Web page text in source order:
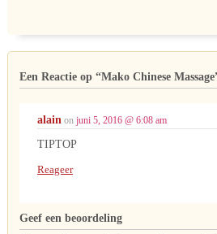
Een Reactie op “Mako Chinese
alain on juni 5, 2016 @ 6:08 am
TIPTOP
Reageer
Geef een beoordeling